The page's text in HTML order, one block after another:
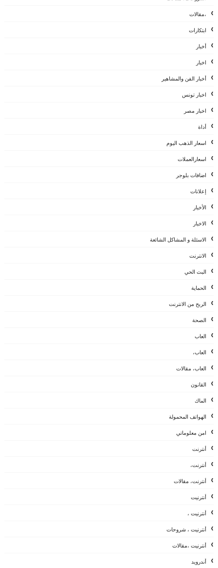
،مقالات
ابتكارات
أخبار
اخبار
أخبار الفن والمشاهير
اخبار تونس
اخبار مصر
أداة
اسعار الذهب اليوم
اسعارالعملات
اضافات بلوجر
إعلانات
الأخبار
الاخبار
الاسئلة و المشاكل الشائعة
الانترنت
البث الحي
الحماية
الربح من الانترنت
الصحة
العاب
العاب،
العاب، مقالات
القانون
الماك
الهواتف المحمولة
امن معلوماتي
أنترنت
أنترنت،
أنترنت، مقالات
أنترنيت
أنترنيت ،
أنترنيت ، شروحات
أنترنيت ،مقالات
أندرويد